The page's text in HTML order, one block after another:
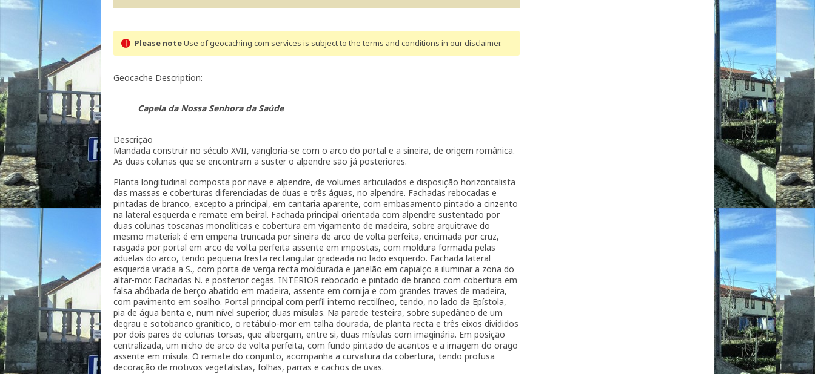
Please noteUse of geocaching.com services is subject to the terms and conditions in our disclaimer.
Geocache Description:
Capela da Nossa Senhora da Saúde
Descrição
Mandada construir no século XVII, vangloria-se com o arco do portal e a sineira, de origem românica.
As duas colunas que se encontram a suster o alpendre são já posteriores.
Planta longitudinal composta por nave e alpendre, de volumes articulados e disposição horizontalista
das massas e coberturas diferenciadas de duas e três águas, no alpendre. Fachadas rebocadas e
pintadas de branco, excepto a principal, em cantaria aparente, com embasamento pintado a cinzento
na lateral esquerda e remate em beiral. Fachada principal orientada com alpendre sustentado por
duas colunas toscanas monolíticas e cobertura em vigamento de madeira, sobre arquitrave do
mesmo material; é em empena truncada por sineira de arco de volta perfeita, encimada por cruz,
rasgada por portal em arco de volta perfeita assente em impostas, com moldura formada pelas
aduelas do arco, tendo pequena fresta rectangular gradeada no lado esquerdo. Fachada lateral
esquerda virada a S., com porta de verga recta moldurada e janelão em capialço a iluminar a zona do
altar-mor. Fachadas N. e posterior cegas. INTERIOR rebocado e pintado de branco com cobertura em
falsa abóbada de berço abatido em madeira, assente em cornija e com grandes traves de madeira,
com pavimento em soalho. Portal principal com perfil interno rectilíneo, tendo, no lado da Epístola,
pia de água benta e, num nível superior, duas mísulas. Na parede testeira, sobre supedâneo de um
degrau e sotobanco granítico, o retábulo-mor em talha dourada, de planta recta e três eixos divididos
por dois pares de colunas torsas, que albergam, entre si, duas mísulas com imaginária. Em posição
centralizada, um nicho de arco de volta perfeita, com fundo pintado de acantos e a imagem do orago
assente em mísula. O remate do conjunto, acompanha a curvatura da cobertura, tendo profusa
decoração de motivos vegetalistas, folhas, parras e cachos de uvas.